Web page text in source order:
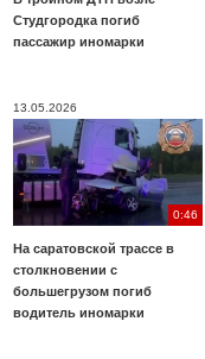
Студгородка погиб
пассажир иномарки
13.05.2026
0:46
На саратовской трассе в
столкновении с
большегрузом погиб
водитель иномарки